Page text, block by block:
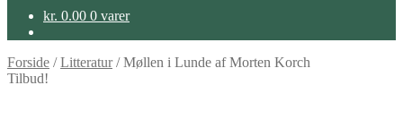
kr. 0.00 0 varer
Forside /Litteratur/Møllen i Lunde af Morten Korch
Tilbud!